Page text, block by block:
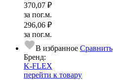
370,07 ₽
за пог.м.
296,06 ₽
за пог.м.
В избранное Сравнить
Бренд:
K-FLEX
перейти к товару